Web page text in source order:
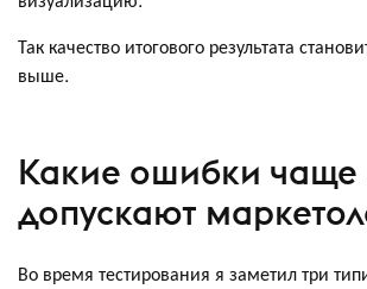
Так качество итогового результата
выше.
Какие ошибки чаще
допускают
Во время тестирования я заметил три